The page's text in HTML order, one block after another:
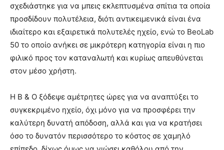
σχεδιάστηκε για να μπεις εκλεπτυσμένα σπίτια τα οποία
προσδίδουν πολυτέλεια, διότι αντικειμενικά είναι ένα
ιδιαίτερο και εξαιρετικά πολυτελές ηχείο, ενώ το BeoLab
50 το οποίο ανήκει σε μικρότερη κατηγορία είναι η πιο
φιλικό προς τον καταναλωτή και κυρίως απευθύνεται
στον μέσο χρήστη.
Η B & O ξόδεψε αμέτρητες ώρες για να αναπτύξει το
συγκεκριμένο ηχείο, όχι μόνο για να προσφέρει την
καλύτερη δυνατή απόδοση, αλλά και για να κρατήσει
όσο το δυνατόν περισσότερο το κόστος σε χαμηλό